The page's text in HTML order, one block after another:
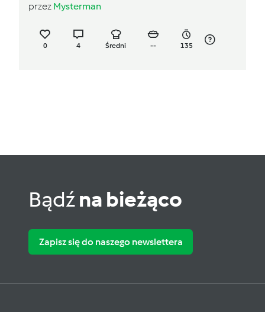
przez Mysterman
0 4 Średni -- 135
Bądźna bieżąco
Zapisz się do naszego newslettera